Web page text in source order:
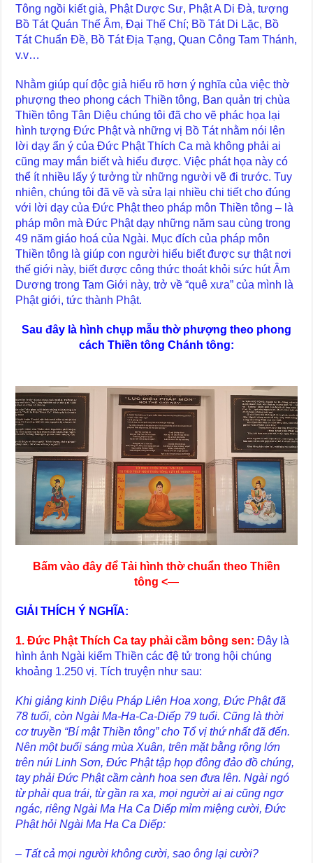
Tông ngồi kiết già, Phật Dược Sư, Phật A Di Đà, tượng
Bồ Tát Quán Thế Âm, Đại Thế Chí; Bồ Tát Di Lặc, Bồ
Tát Chuẩn Đề, Bồ Tát Địa Tạng, Quan Công Tam Thánh,
v.v…
Nhằm giúp quí độc giả hiểu rõ hơn ý nghĩa của việc thờ
phượng theo phong cách Thiền tông, Ban quản trị chùa
Thiền tông Tân Diệu chúng tôi đã cho vẽ phác họa lại
hình tượng Đức Phật và những vị Bồ Tát nhằm nói lên
lời dạy ẩn ý của Đức Phật Thích Ca mà không phải ai
cũng may mắn biết và hiểu được. Việc phát họa này có
thể ít nhiều lấy ý tưởng từ những người vẽ đi trước. Tuy
nhiên, chúng tôi đã vẽ và sửa lại nhiều chi tiết cho đúng
với lời dạy của Đức Phật theo pháp môn Thiền tông – là
pháp môn mà Đức Phật dạy những năm sau cùng trong
49 năm giáo hoá của Ngài. Mục đích của pháp môn
Thiền tông là giúp con người hiểu biết được sự thật nơi
thế giới này, biết được công thức thoát khỏi sức hút Âm
Dương trong Tam Giới này, trở về “quê xưa” của mình là
Phật giới, tức thành Phật.
Sau đây là hình chụp mẫu thờ phượng theo phong
cách Thiền tông Chánh tông:
Bấm vào đây để Tải hình thờ chuẩn theo Thiền
tông <—
GIẢI THÍCH Ý NGHĨA:
1. Đức Phật Thích Ca tay phải cầm bông sen: Đây là
hình ảnh Ngài kiểm Thiền các đệ tử trong hội chúng
khoảng 1.250 vị. Tích truyện như sau:
Khi giảng kinh Diệu Pháp Liên Hoa xong, Đức Phật đã
78 tuổi, còn Ngài Ma-Ha-Ca-Diếp 79 tuổi. Cũng là thời
cơ truyền “Bí mật Thiền tông” cho Tổ vị thứ nhất đã đến.
Nên một buổi sáng mùa Xuân, trên mặt bằng rộng lớn
trên núi Linh Sơn, Đức Phật tập họp đông đảo đồ chúng,
tay phải Đức Phật cầm cành hoa sen đưa lên. Ngài ngó
từ phải qua trái, từ gần ra xa, mọi người ai ai cũng ngơ
ngác, riêng Ngài Ma Ha Ca Diếp mỉm miệng cười, Đức
Phật hỏi Ngài Ma Ha Ca Diếp:
– Tất cả mọi người không cười, sao ông lại cười?